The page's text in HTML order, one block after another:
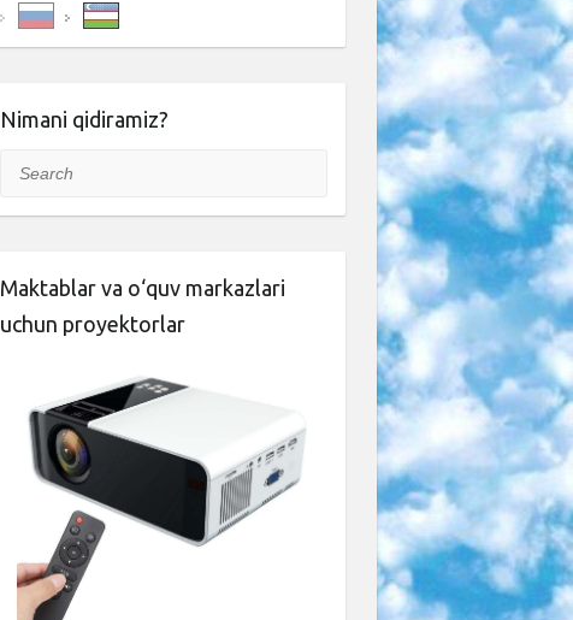
Nimani qidiramiz?
Search
Maktablar va o‘quv markazlari
uchun proyektorlar